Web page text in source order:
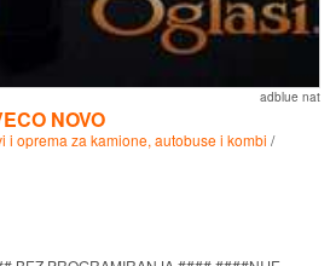
adblue nat
NOVO
i oprema za kamione, autobuse i kombi /